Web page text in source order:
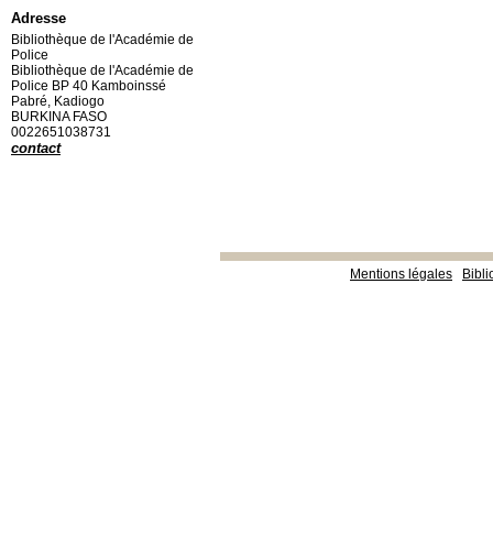
Mentions légales
Adresse
Bibliothèque de l'Académie de
Police
Bibliothèque de l'Académie de
Police BP 40 Kamboinssé
Pabré, Kadiogo
BURKINA FASO
0022651038731
contact